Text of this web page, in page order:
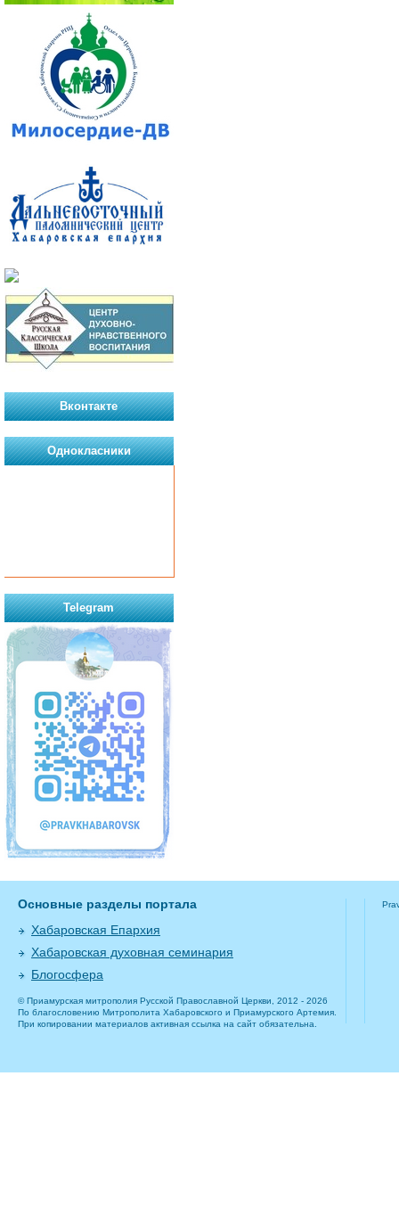
Вконтакте
Однокласники
Telegram
Основные разделы портала
Хабаровская Епархия
Хабаровская духовная семинария
Блогосфера
© Приамурская митрополия Русской Православной Церкви, 2012 - 2026
По благословению Митрополита Хабаровского и Приамурского Артемия.
При копировании материалов активная ссылка на сайт обязательна.